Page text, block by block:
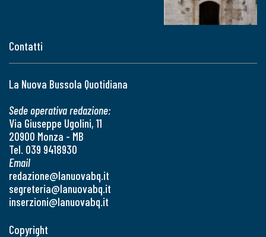
Contatti
La Nuova Bussola Quotidiana
Sede operativa redazione:
Via Giuseppe Ugolini, 11
20900 Monza - MB
Tel. 039 9418930
Email
redazione@lanuovabq.it
segreteria@lanuovabq.it
inserzioni@lanuovabq.it
Copyright